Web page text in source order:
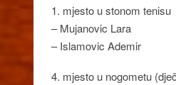
1. mjesto u stonom tenisu
– Mujanovic Lara
– Islamovic Ademir
4. mjesto u nogometu